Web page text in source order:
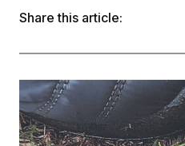
Share this article: